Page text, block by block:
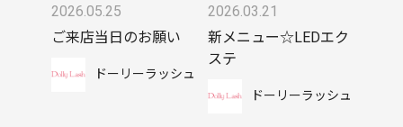
2026.05.25
ご来店当日のお願い
ドーリーラッシュ
2026.03.21
新メニュー☆LEDエク
ステ
ドーリーラッシュ